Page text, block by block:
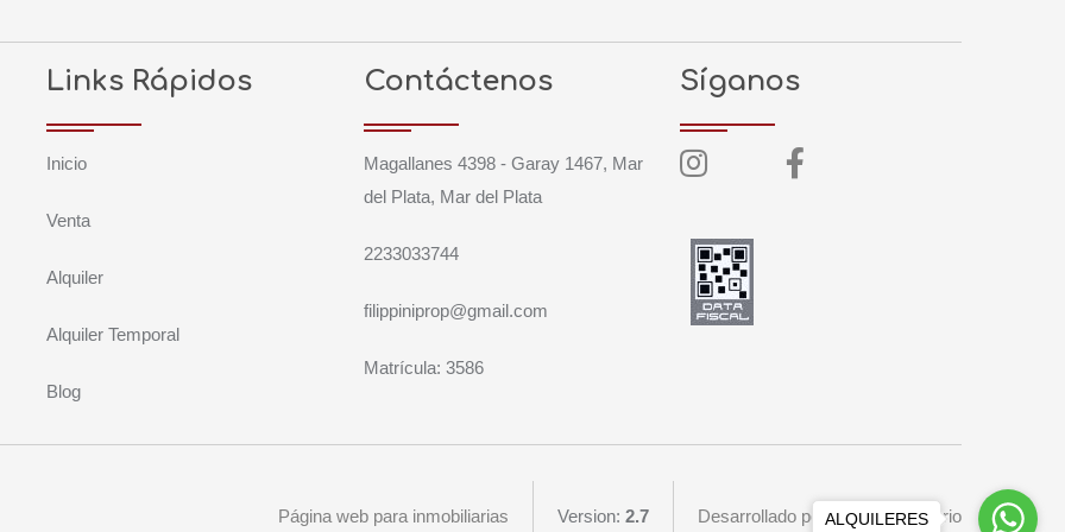
Links Rápidos
Inicio
Venta
Alquiler
Alquiler Temporal
Blog
Contáctenos
Magallanes 4398 - Garay 1467, Mar
del Plata, Mar del Plata
2233033744
filippiniprop@gmail.com
Matrícula: 3586
Síganos
Página web para inmobiliarias Version: 2.7 Desarrollado por Pixel Inmobiliario
ALQUILERES